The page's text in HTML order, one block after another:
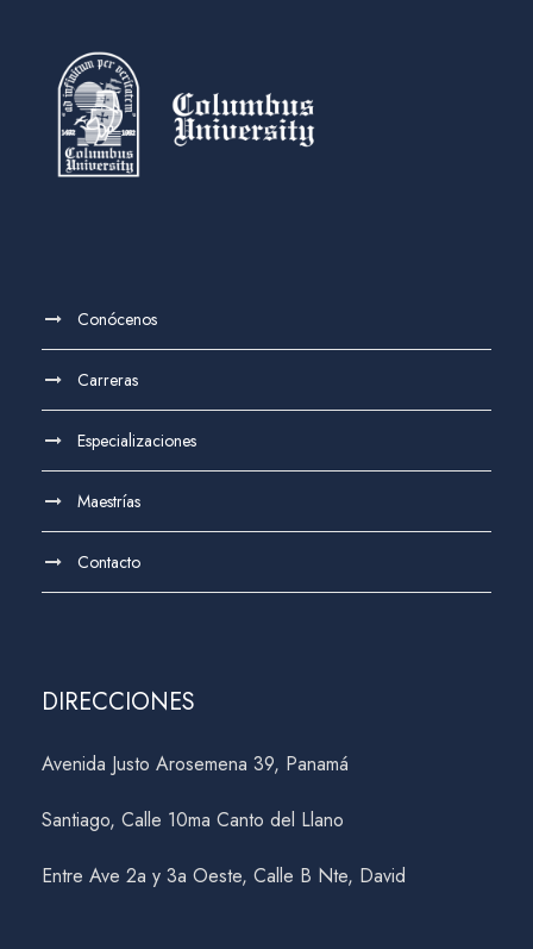
Conócenos
Carreras
Especializaciones
Maestrías
Contacto
DIRECCIONES
Avenida Justo Arosemena 39, Panamá
Santiago, Calle 10ma Canto del Llano
Entre Ave 2a y 3a Oeste, Calle B Nte, David